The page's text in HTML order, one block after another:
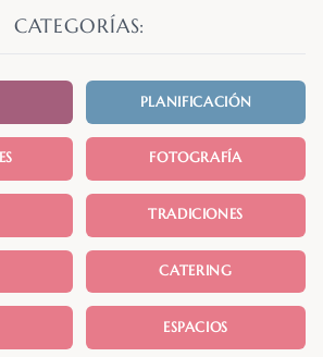
CATEGORÍAS:
PLANIFICACIÓN
FOTOGRAFÍA
TRADICIONES
CATERING
ESPACIOS